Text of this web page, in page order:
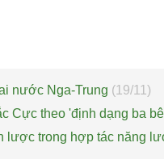
nước Nga-Trung (19/11)
Cực theo 'định dạng ba
lược trong hợp tác năng